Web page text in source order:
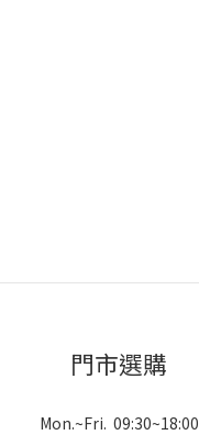
門市選購
Mon.~Fri. 09:30~18:00